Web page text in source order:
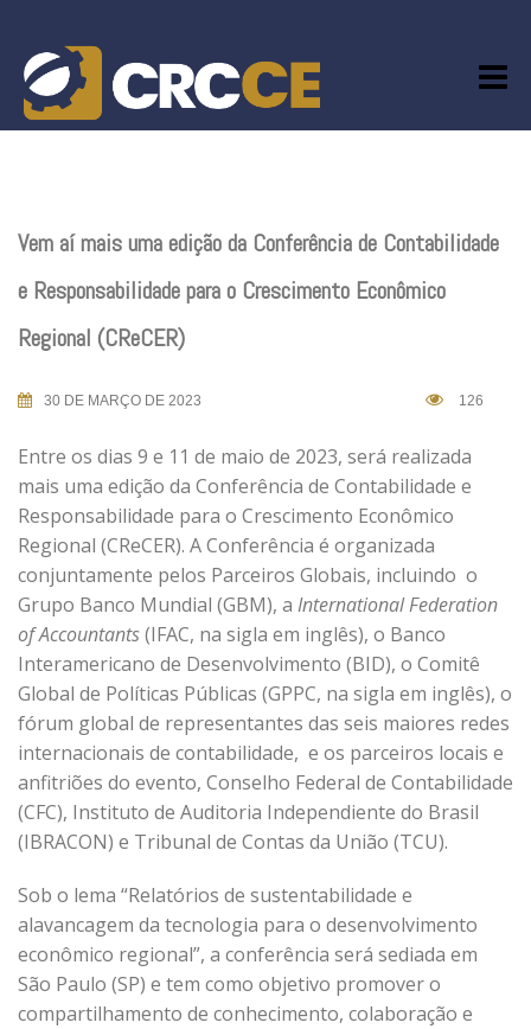
content
Vem aí mais uma edição da Conferência de Contabilidade
e Responsabilidade para o Crescimento Econômico
Regional (CReCER)
30 DE MARÇO DE 2023 126
Entre os dias 9 e 11 de maio de 2023, será realizada
mais uma edição da Conferência de Contabilidade e
Responsabilidade para o Crescimento Econômico
Regional (CReCER). A Conferência é organizada
conjuntamente pelos Parceiros Globais, incluindo o
Grupo Banco Mundial (GBM), a International Federation
of Accountants(IFAC, na sigla em inglês), o Banco
Interamericano de Desenvolvimento (BID), o Comitê
Global de Políticas Públicas (GPPC, na sigla em inglês), o
fórum global de representantes das seis maiores redes
internacionais de contabilidade, e os parceiros locais e
anfitriões do evento, Conselho Federal de Contabilidade
(CFC), Instituto de Auditoria Independiente do Brasil
(IBRACON) e Tribunal de Contas da União (TCU).
Sob o lema “Relatórios de sustentabilidade e
alavancagem da tecnologia para o desenvolvimento
econômico regional”, a conferência será sediada em
São Paulo (SP) e tem como objetivo promover o
compartilhamento de conhecimento, colaboração e